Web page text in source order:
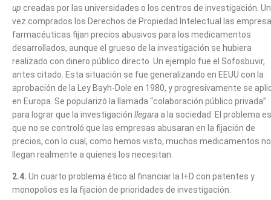
up creadas por las universidades o los centros de investigación.
vez comprados los Derechos de Propiedad Intelectual las
farmacéuticas fijan precios abusivos para los medicamentos
desarrollados, aunque el grueso de la investigación se hubiera
realizado con dinero público directo. Un ejemplo fue el Sofosbuvir,
antes citado. Esta situación se fue generalizando en EEUU con la
aprobación de la Ley Bayh-Dole en 1980, y progresivamente se
en Europa. Se popularizó la llamada “colaboración público privada”
para lograr que la investigación llegara a la sociedad. El problema es
que no se controló que las empresas abusaran en la fijación de
precios, con lo cual, como hemos visto, muchos medicamentos no
llegan realmente a quienes los necesitan.
2.4. Un cuarto problema ético al financiar la I+D con patentes y
monopolios es la fijación de prioridades de investigación.